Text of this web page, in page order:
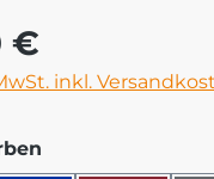
€
inkl.
auswählen